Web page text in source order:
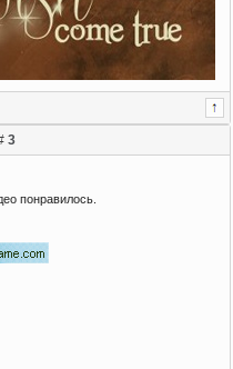
3
понравилось.